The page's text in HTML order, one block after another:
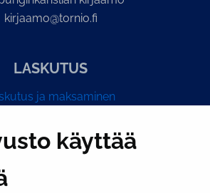
käyttää
kirjaamo@tornio.fi
LASKUTUS
ja maksaminen
PI­KA­LINK­KE­JÄ